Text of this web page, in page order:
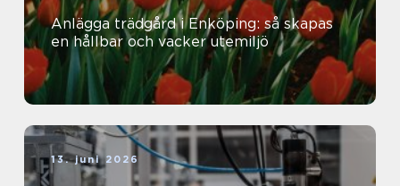
Anlägga trädgård i Enköping: så skapas
en hållbar och vacker utemiljö
13. juni 2026